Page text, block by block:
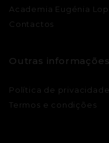
Academia Eugénia
Contactos
Outras informações
Política de privacidade
Termos e condições